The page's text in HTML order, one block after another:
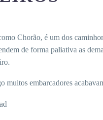
Chorão, é um dos
de forma paliativa as
muitos embarcadores